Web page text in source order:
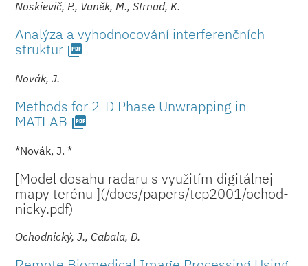
Noskievič, P., Vaněk, M., Strnad, K.
Analýza a vyhodnocování interferenčních
struktur picture_as_pdf
Novák, J.
Methods for 2-D Phase Unwrapping in
MATLAB picture_as_pdf
*Novák, J. *
[Model dosahu radaru s využitím digitálnej
mapy terénu ](/docs/paper­s/tcp2001/ochod­
nicky.pdf)
Ochodnický, J., Cabala, D.